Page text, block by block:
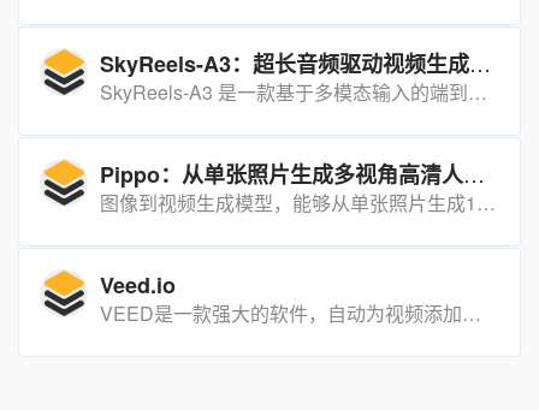
SkyReels-A3：超长音频驱动视频生成框架
SkyReels-A3 是一款基于多模态输入的端到端框架，能够合成高保真且时间连贯的人类视频，支持通过音频等多模态输入生成高质量的长视频内容。
Pippo：从单张照片生成多视角高清人像视频的突破性技术
图像到视频生成模型，能够从单张照片生成1K分辨率的多视角高清人像视频。
Veed.io
VEED是一款强大的软件，自动为视频添加字幕、翻译视频、转录音频文件、增加视觉效果，以及创作出能够提高观看次数、点赞数并吸引粉丝的内容！